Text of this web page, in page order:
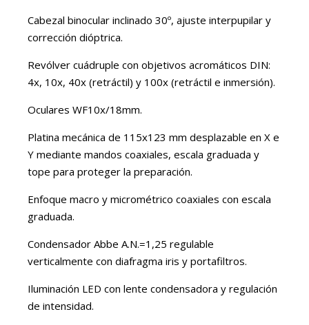
Cabezal binocular inclinado 30º, ajuste interpupilar y
corrección dióptrica.
Revólver cuádruple con objetivos acromáticos DIN:
4x, 10x, 40x (retráctil) y 100x (retráctil e inmersión).
Oculares WF10x/18mm.
Platina mecánica de 115x123 mm desplazable en X e
Y mediante mandos coaxiales, escala graduada y
tope para proteger la preparación.
Enfoque macro y micrométrico coaxiales con escala
graduada.
Condensador Abbe A.N.=1,25 regulable
verticalmente con diafragma iris y portafiltros.
Iluminación LED con lente condensadora y regulación
de intensidad.